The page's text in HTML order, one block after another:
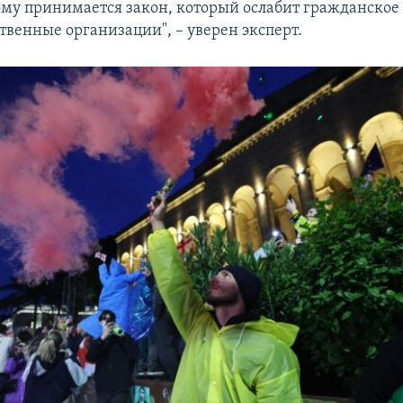
принимается закон, который ослабит гражданское
организации", – уверен эксперт.